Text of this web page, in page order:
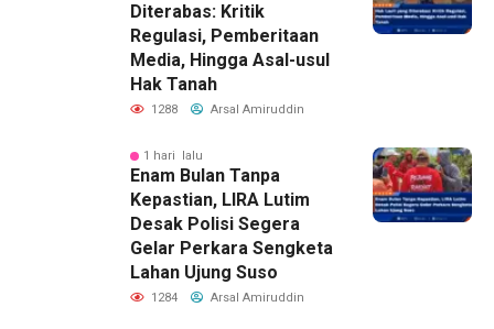
Diterabas: Kritik
Regulasi, Pemberitaan
Media, Hingga Asal-usul
Hak Tanah
1288 Arsal Amiruddin
1 hari lalu
Enam Bulan Tanpa
Kepastian, LIRA Lutim
Desak Polisi Segera
Gelar Perkara Sengketa
Lahan Ujung Suso
1284 Arsal Amiruddin